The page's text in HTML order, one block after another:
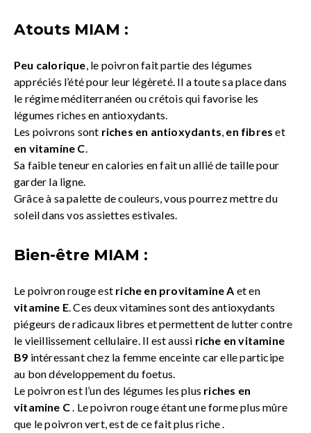
Atouts MIAM :
Peu calorique, le poivron fait partie des légumes
appréciés l’été pour leur légèreté. Il a toute sa place dans
le régime méditerranéen ou crétois qui favorise les
légumes riches en antioxydants.
Les poivrons sont riches en antioxydants, en fibres et
en vitamine C.
Sa faible teneur en calories en fait un allié de taille pour
garder la ligne.
Grâce à sa palette de couleurs, vous pourrez mettre du
soleil dans vos assiettes estivales.
Bien-être MIAM :
Le poivron rouge est riche en provitamine A et en
vitamine E. Ces deux vitamines sont des antioxydants
piégeurs de radicaux libres et permettent de lutter contre
le vieillissement cellulaire. Il est aussi riche en vitamine
B9 intéressant chez la femme enceinte car elle participe
au bon développement du foetus.
Le poivron est l’un des légumes les plus riches en
vitamine C. Le poivron rouge étant une forme plus mûre
que le poivron vert, est de ce fait plus riche .